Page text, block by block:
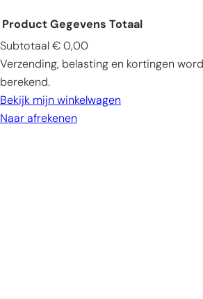
Producten
in
winkelwagen
Product Gegevens Totaal
Subtotaal € 0,00
Verzending, belasting en kortingen
berekend.
Bekijk mijn winkelwagen
Naar afrekenen